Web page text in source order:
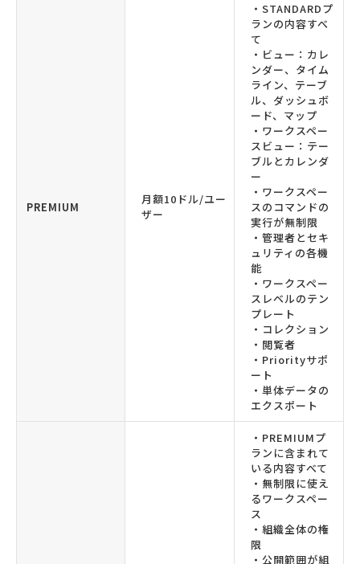
PREMIUM
月額10ドル/ユー
ザー
・STANDARDプ
ランの内容すべ
て
・ビュー：カレ
ンダー、タイム
ライン、テーブ
ル、ダッシュボ
ード、マップ
・ワークスペー
スビュー：テー
ブルとカレンダ
ー
・ワークスペー
スのコマンドの
実行が無制限
・管理者とセキ
ュリティの各機
能
・ワークスペー
スレベルのテン
プレート
・コレクション
・閲覧者
・Priorityサポ
ート
・単体データの
エクスポート
・PREMIUMプ
ランに含まれて
いる内容すべて
・無制限に使え
るワークスペー
ス
・組織全体の権
限
・公開範囲が組